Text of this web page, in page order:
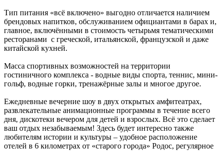
Тип питания «всё включено» выгодно отличается наличием
брендовых напитков, обслуживанием официантами в барах и,
главное, включёнными в стоимость четырьмя тематическими
ресторанами с греческой, итальянской, французской и даже
китайской кухней.
Масса спортивных возможностей на территории
гостиничного комплекса - водные виды спорта, теннис, мини-
гольф, водные горки, тренажёрные залы и многое другое.
Ежедневные вечерние шоу в двух открытых амфитеатрах,
развлекательные анимационные программы в течение всего
дня, дискотеки вечером для детей и взрослых. Всё это сделает
ваш отдых незабываемым! Здесь будет интересно также
любителям истории и культуры – удобное расположение
отелей в 6 километрах от «старого города» Родос, регулярное